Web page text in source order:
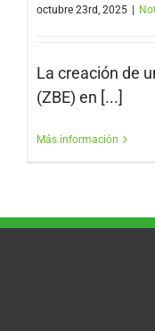
octubre 23rd, 2025
La creación de
(ZBE) en [...]
Más información